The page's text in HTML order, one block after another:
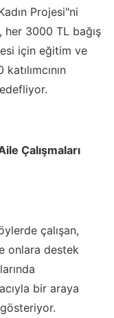
Projesi"ni
her 3000 TL bağış
için eğitim ve
Çalışmaları
çalışan,
onlara destek
bir araya